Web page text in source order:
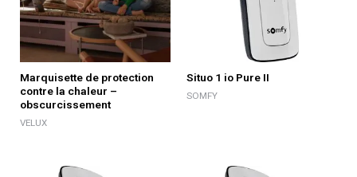
Marquisette de protection
contre la chaleur –
obscurcissement
VELUX
Situo 1 io Pure II
SOMFY